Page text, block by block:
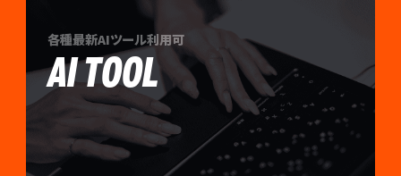
各種最新AIツール利用可
AI TOOL